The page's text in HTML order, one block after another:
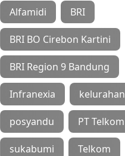
Alfamidi BRI
BRI BO Cirebon Kartini
BRI Region 9 Bandung
Infranexia kelurahan
posyandu PT
sukabumi Telkom